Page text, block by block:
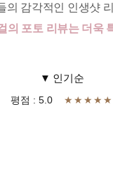
의 감각적인 인생샷
의 포토 리뷰는 더욱
▼ 인기순
평점 : 5.0 ★★★★★